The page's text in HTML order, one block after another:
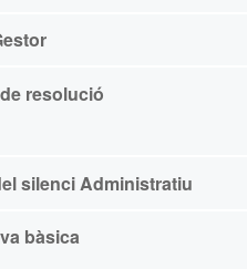
resolució
silenci Administratiu
bàsica